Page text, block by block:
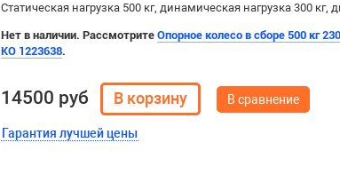
Статическая нагрузка 500 кг, динамическая нагрузка 300
Нет в наличии. Рассмотрите Опорное колесо в сборе 500 кг
KO 1223638.
14500 руб
Гарантия лучшей цены
В сравнение